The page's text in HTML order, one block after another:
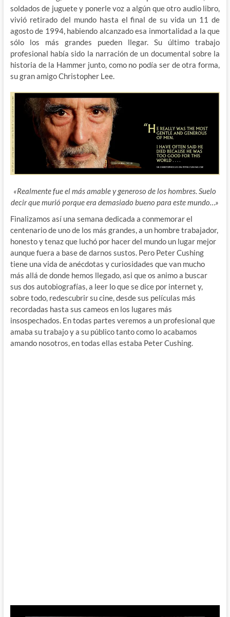
soldados de juguete y ponerle voz a algún que otro audio libro,
vivió retirado del mundo hasta el final de su vida un 11 de
agosto de 1994, habiendo alcanzado esa inmortalidad a la que
sólo los más grandes pueden llegar. Su último trabajo
profesional había sido la narración de un documental sobre la
historia de la Hammer junto, como no podía ser de otra forma,
su gran amigo Christopher Lee.
«Realmente fue el más amable y generoso de los hombres. Suelo
decir que murió porque era demasiado bueno para este mundo…»
Finalizamos así una semana dedicada a conmemorar el
centenario de uno de los más grandes, a un hombre trabajador,
honesto y tenaz que luchó por hacer del mundo un lugar mejor
aunque fuera a base de darnos sustos. Pero Peter Cushing
tiene una vida de anécdotas y curiosidades que van mucho
más allá de donde hemos llegado, asi que os animo a buscar
sus dos autobiografías, a leer lo que se dice por internet y,
sobre todo, redescubrir su cine, desde sus películas más
recordadas hasta sus cameos en los lugares más
insospechados. En todas partes veremos a un profesional que
amaba su trabajo y a su público tanto como lo acabamos
amando nosotros, en todas ellas estaba Peter Cushing.